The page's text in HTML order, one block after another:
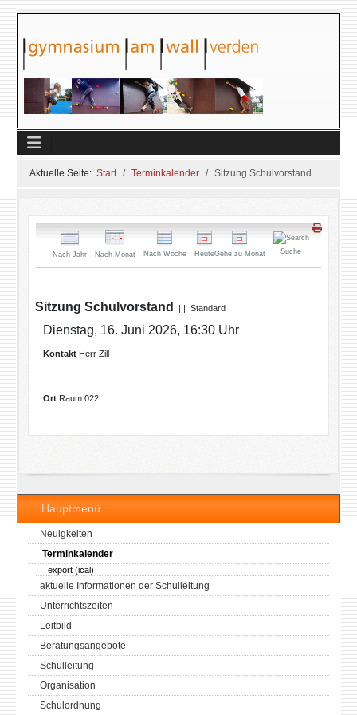
Aktuelle Seite: Start Terminkalender Sitzung Schulvorstand
Hauptmenü
Neuigkeiten
Terminkalender
export (ical)
aktuelle Informationen der Schulleitung
Unterrichtszeiten
Leitbild
Beratungsangebote
Schulleitung
Organisation
Schulordnung
Nach Jahr Nach Monat Nach Woche HeuteGehe zu Monat Suche
Sitzung Schulvorstand ||| Standard
Dienstag, 16. Juni 2026, 16:30 Uhr
Kontakt Herr Zill
Ort Raum 022